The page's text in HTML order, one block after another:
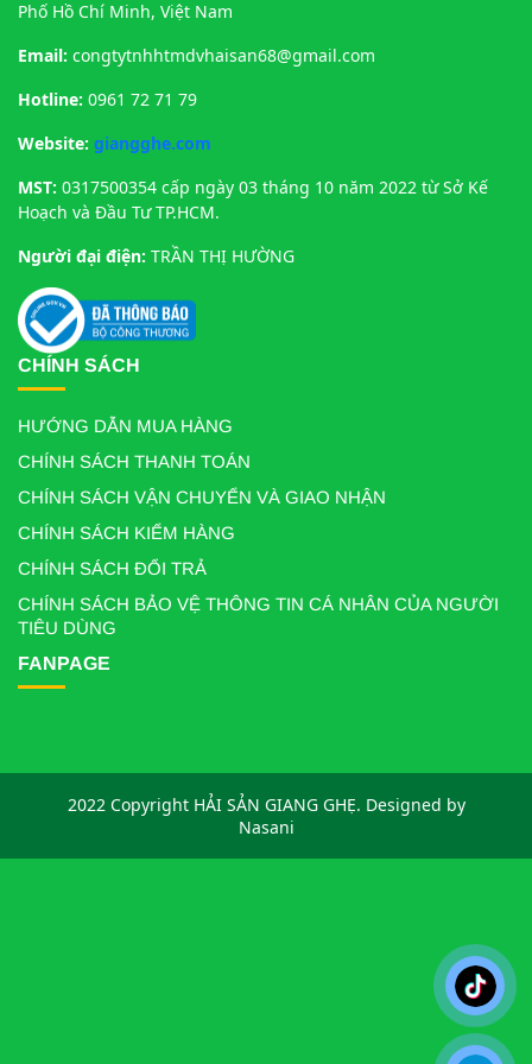
Phố Hồ Chí Minh, Việt Nam
Email: congtytnhhtmdvhaisan68@gmail.com
Hotline: 0961 72 71 79
Website: giangghe.com
MST: 0317500354 cấp ngày 03 tháng 10 năm 2022 từ Sở Kế
Hoạch và Đầu Tư TP.HCM.
Người đại điện: TRẦN THỊ HƯỜNG
CHÍNH SÁCH
HƯỚNG DẪN MUA HÀNG
CHÍNH SÁCH THANH TOÁN
CHÍNH SÁCH VẬN CHUYỂN VÀ GIAO NHẬN
CHÍNH SÁCH KIỂM HÀNG
CHÍNH SÁCH ĐỔI TRẢ
CHÍNH SÁCH BẢO VỆ THÔNG TIN CÁ NHÂN CỦA NGƯỜI
TIÊU DÙNG
FANPAGE
2022 Copyright HẢI SẢN GIANG GHẸ. Designed by
Nasani